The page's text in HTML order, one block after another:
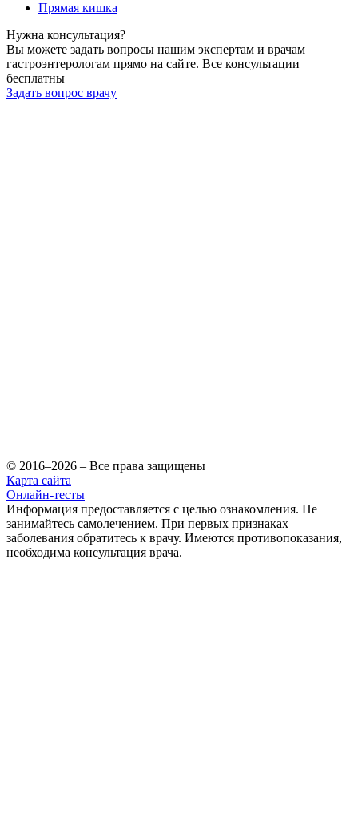
Прямая кишка
Нужна консультация?
Вы можете задать вопросы нашим экспертам и врачам
гастроэнтерологам прямо на сайте. Все консультации
бесплатны
Задать вопрос врачу
© 2016–2026 – Все права защищены
Карта сайта
Онлайн-тесты
Информация предоставляется с целью ознакомления. Не
занимайтесь самолечением. При первых признаках
заболевания обратитесь к врачу. Имеются противопоказания,
необходима консультация врача.